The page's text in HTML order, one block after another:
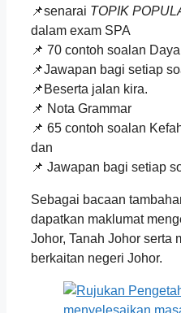
📌senarai TOPIK
dalam exam SPA
📌 70 contoh soalan
📌Jawapan bagi setiap
📌Beserta jalan kira.
📌 Nota Grammar
📌 65 contoh soalan
dan
📌 Jawapan bagi setiap
Sebagai bacaan
dapatkan maklumat
Johor, Tanah Johor serta
berkaitan negeri Johor.